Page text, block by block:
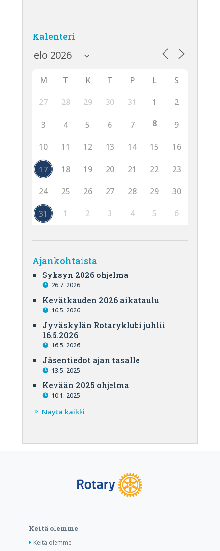
Kalenteri
M T K T P L S
27 28 29 30 31 1 2
3 4 5 6 7 8 9
10 11 12 13 14 15 16
17 18 19 20 21 22 23
24 25 26 27 28 29 30
31 1 2 3 4 5 6
Ajankohtaista
Syksyn 2026 ohjelma
26.7. 2026
Kevätkauden 2026 aikataulu
16.5. 2026
Jyväskylän Rotaryklubi juhlii
16.5.2026
16.5. 2026
Jäsentiedot ajan tasalle
13.5. 2025
Kevään 2025 ohjelma
10.1. 2025
Näytä kaikki
Keitä olemme
Keitä olemme